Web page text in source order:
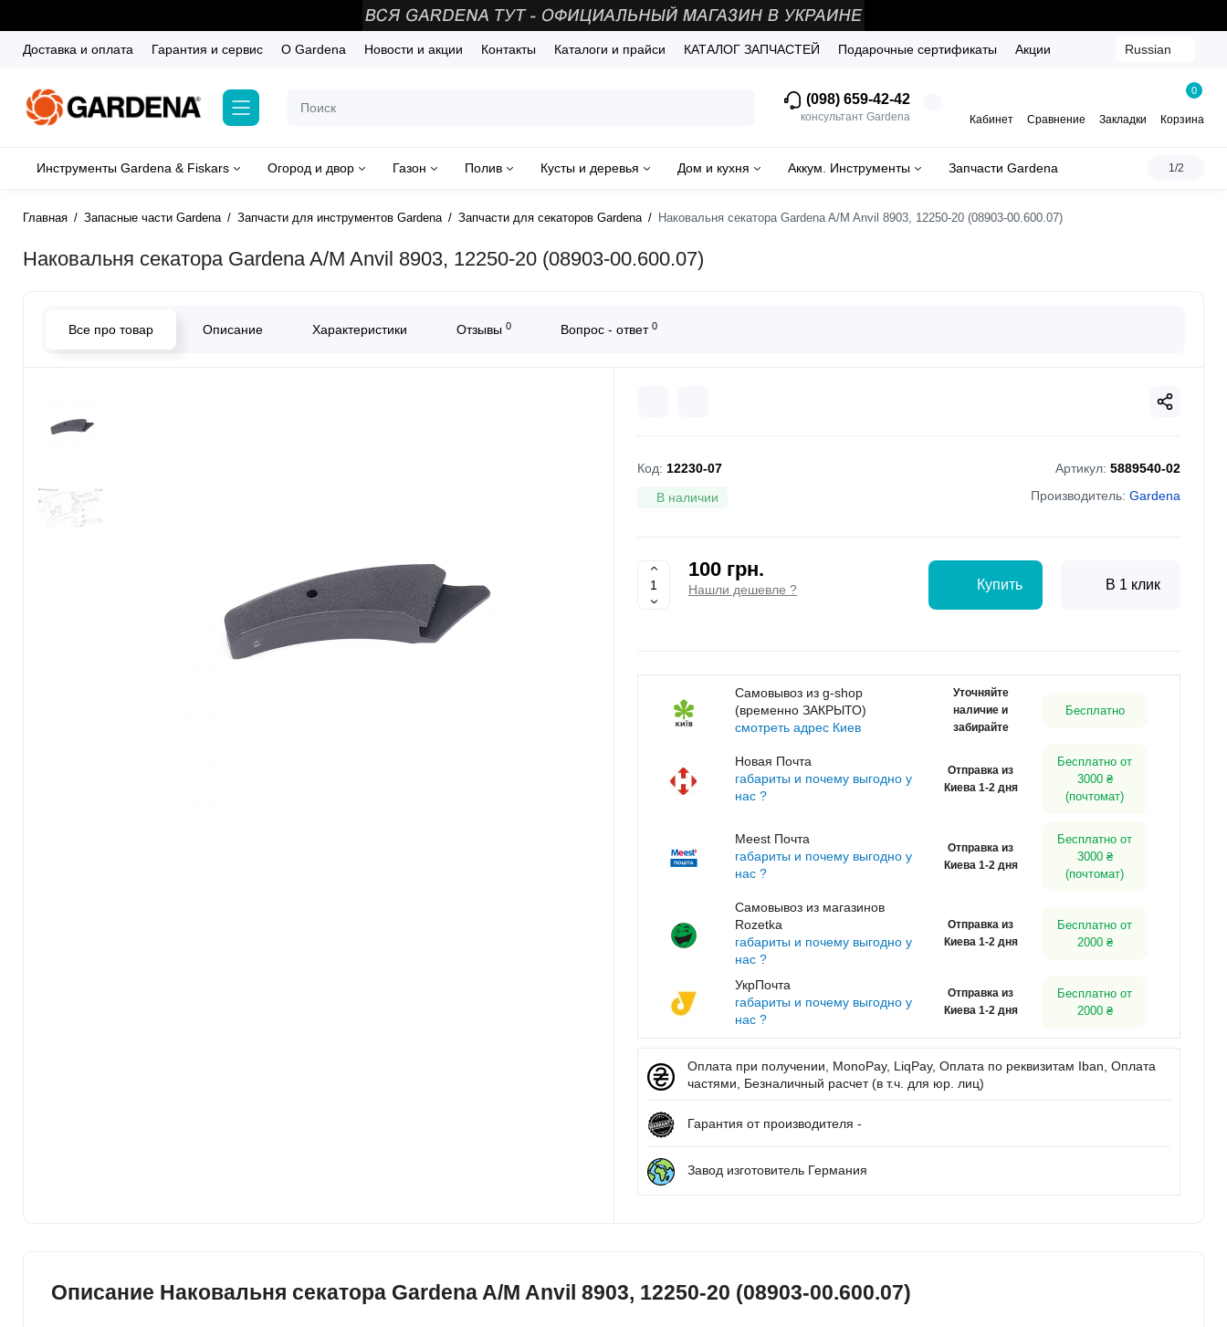
Доставка и оплата Гарантия и сервис О Gardena Новости и акции Контакты Каталоги и прайси КАТАЛОГ ЗАПЧАСТЕЙ Подарочные сертификаты Акции Russian
(098) 659-42-42
консультант Gardena Кабинет Сравнение Закладки
0
Корзина
Инструменты Gardena & Fiskars Огород и двор Газон Полив Кусты и деревья Дом и кухня Аккум. Инструменты Запчасти Gardena 1/2
Главная Запасные части Gardena Запчасти для инструментов Gardena Запчасти для секаторов Gardena Наковальня секатора Gardena A/M Anvil 8903, 12250-20 (08903-00.600.07)
Наковальня секатора Gardena A/M Anvil 8903, 12250-20 (08903-00.600.07)
Все про товар Описание Характеристики Отзывы 0 Вопрос - ответ 0
Код: 12230-07 Артикул: 5889540-02
Производитель: Gardena
В наличии
100 грн.
Нашли дешевле ? Купить В 1 клик
Самовывоз из g-shop
(временно ЗАКРЫТО)
смотреть адрес Киев
Уточняйте
наличие и
забирайте
Бесплатно
Новая Почта
габариты и почему выгодно у
нас ?
Отправка из
Киева 1-2 дня
Бесплатно от
3000 ₴
(почтомат)
Meest Почта
габариты и почему выгодно у
нас ?
Отправка из
Киева 1-2 дня
Бесплатно от
3000 ₴
(почтомат)
Самовывоз из магазинов
Rozetka
габариты и почему выгодно у
нас ?
Отправка из
Киева 1-2 дня
Бесплатно от
2000 ₴
УкрПочта
габариты и почему выгодно у
нас ?
Отправка из
Киева 1-2 дня
Бесплатно от
2000 ₴
Оплата при получении, MonoPay, LiqPay, Оплата по реквизитам Iban, Оплата
частями, Безналичный расчет (в т.ч. для юр. лиц)
Гарантия от производителя -
Завод изготовитель Германия
Описание Наковальня секатора Gardena A/M Anvil 8903, 12250-20 (08903-00.600.07)